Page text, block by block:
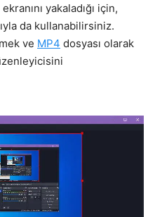
yakaladığı için,
da kullanabilirsiniz.
ve MP4 dosyası olarak